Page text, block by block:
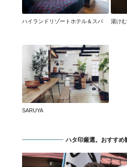
ハイランドリゾートホテル＆スパ 湯け
SARUYA
ハタ印厳選。おすすめ